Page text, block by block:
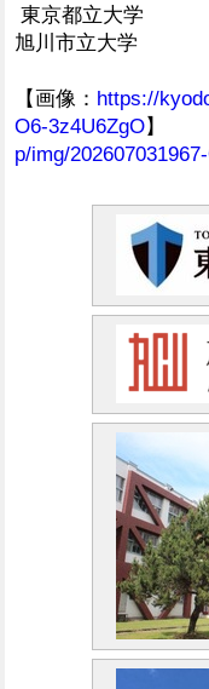
東京
旭川市立大学
【画像： https://
O6-3z4U6ZgO】
p/img/